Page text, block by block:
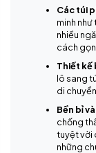
Các túi
minh
nhiều
cách
Thiết kế
lô sang
di
Bền bỉ
chống
tuyệt vời
những